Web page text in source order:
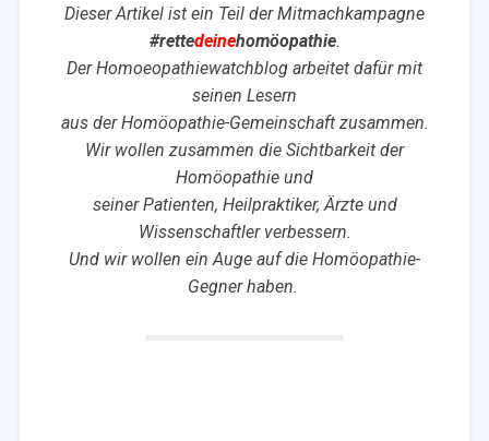
Dieser Artikel ist ein Teil der Mitmachkampagne
#rettedeinehomöopathie.
Der Homoeopathiewatchblog arbeitet dafür mit
seinen Lesern
aus der Homöopathie-Gemeinschaft zusammen.
Wir wollen zusammen die Sichtbarkeit der
Homöopathie und
seiner Patienten, Heilpraktiker, Ärzte und
Wissenschaftler verbessern.
Und wir wollen ein Auge auf die Homöopathie-
Gegner haben.